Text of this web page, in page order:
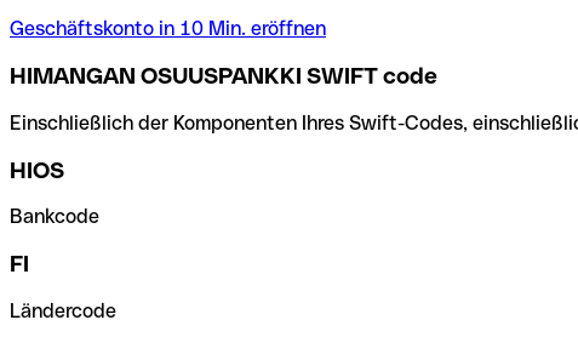
Geschäftskonto in 10 Min. eröffnen
HIMANGAN OSUUSPANKKI SWIFT code
Einschließlich der Komponenten Ihres Swift-Codes,
HIOS
Bankcode
FI
Ländercode